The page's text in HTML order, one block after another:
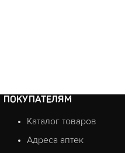
ПОКУПАТЕЛЯМ
Каталог товаров
Адреса аптек